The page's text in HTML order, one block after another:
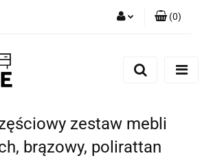
(0)
zestaw mebli
brązowy, polirattan